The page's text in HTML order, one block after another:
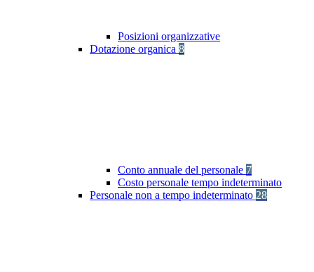
Posizioni organizzative
Dotazione organica 8
Conto annuale del personale 7
Costo personale tempo indeterminato
Personale non a tempo indeterminato 28